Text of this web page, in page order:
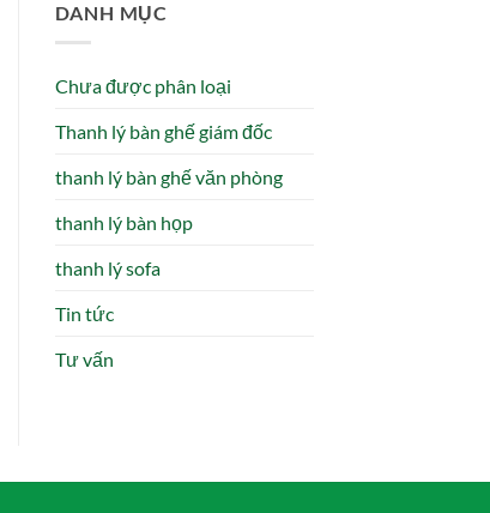
DANH MỤC
Chưa được phân loại
Thanh lý bàn ghế giám đốc
thanh lý bàn ghế văn phòng
thanh lý bàn họp
thanh lý sofa
Tin tức
Tư vấn